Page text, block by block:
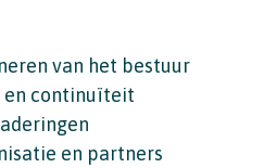
van het bestuur
en continuïteit
en partners